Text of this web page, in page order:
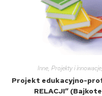
Inne, Projekty i innowacje,
Projekt edukacyjno-
RELACJI”